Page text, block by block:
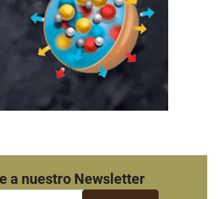
a nuestro Newsletter